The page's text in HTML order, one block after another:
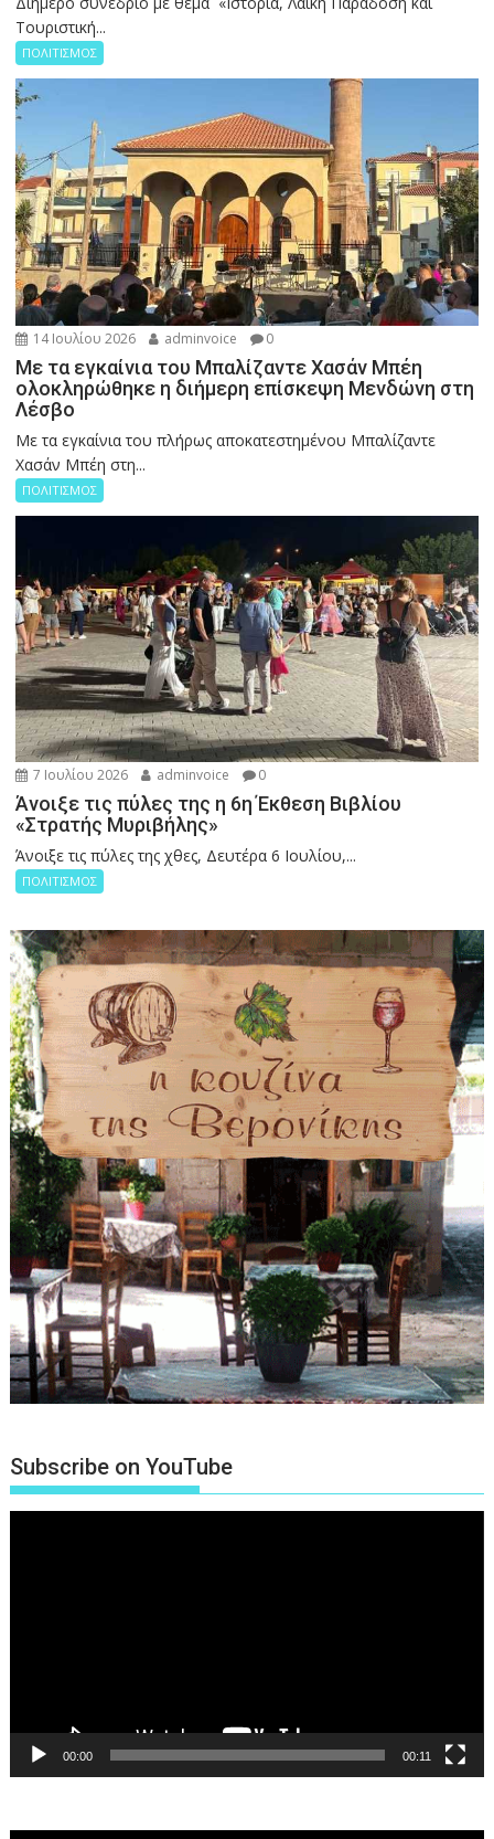
Τουριστική...
ΠΟΛΙΤΙΣΜΟΣ
14 Ιουλίου 2026 adminvoice 0
Με τα εγκαίνια του Μπαλίζαντε Χασάν Μπέη
ολοκληρώθηκε η διήμερη επίσκεψη Μενδώνη στη
Λέσβο
Με τα εγκαίνια του πλήρως αποκατεστημένου Μπαλίζαντε
Χασάν Μπέη στη...
ΠΟΛΙΤΙΣΜΟΣ
7 Ιουλίου 2026 adminvoice 0
Άνοιξε τις πύλες της η 6η Έκθεση Βιβλίου
«Στρατής Μυριβήλης»
Άνοιξε τις πύλες της χθες, Δευτέρα 6 Ιουλίου,...
ΠΟΛΙΤΙΣΜΟΣ
Subscribe on YouTube
00:00 00:11